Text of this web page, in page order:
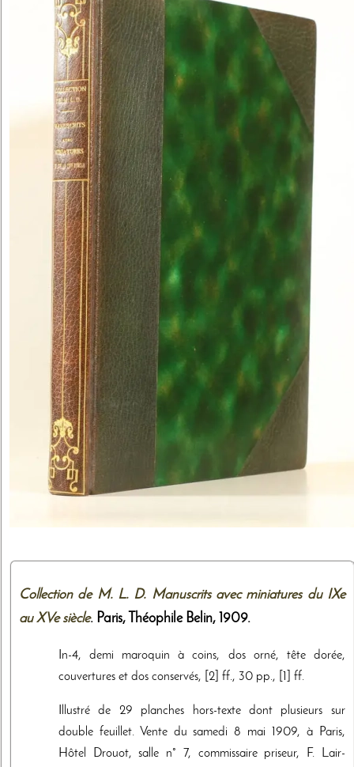
Collection de M. L. D. Manuscrits avec miniatures du IXe
au XVe siècle. Paris, Théophile Belin, 1909.
In-4, demi maroquin à coins, dos orné, tête dorée,
couvertures et dos conservés, [2] ff., 30 pp., [1] ff.
Illustré de 29 planches hors-texte dont plusieurs sur
double feuillet. Vente du samedi 8 mai 1909, à Paris,
Hôtel Drouot, salle n° 7, commissaire priseur, F. Lair-